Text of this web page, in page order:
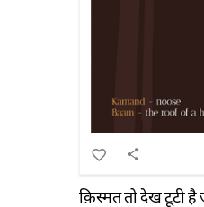
क़िस्मत तो देख टूटी